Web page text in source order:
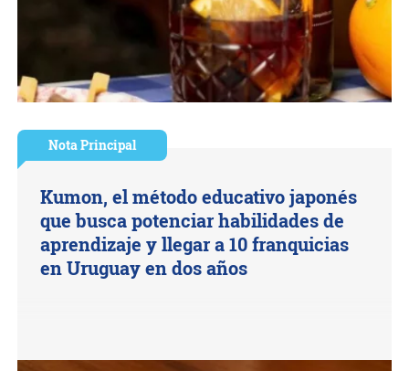
Nota Principal
Kumon, el método educativo japonés
que busca potenciar habilidades de
aprendizaje y llegar a 10 franquicias
en Uruguay en dos años